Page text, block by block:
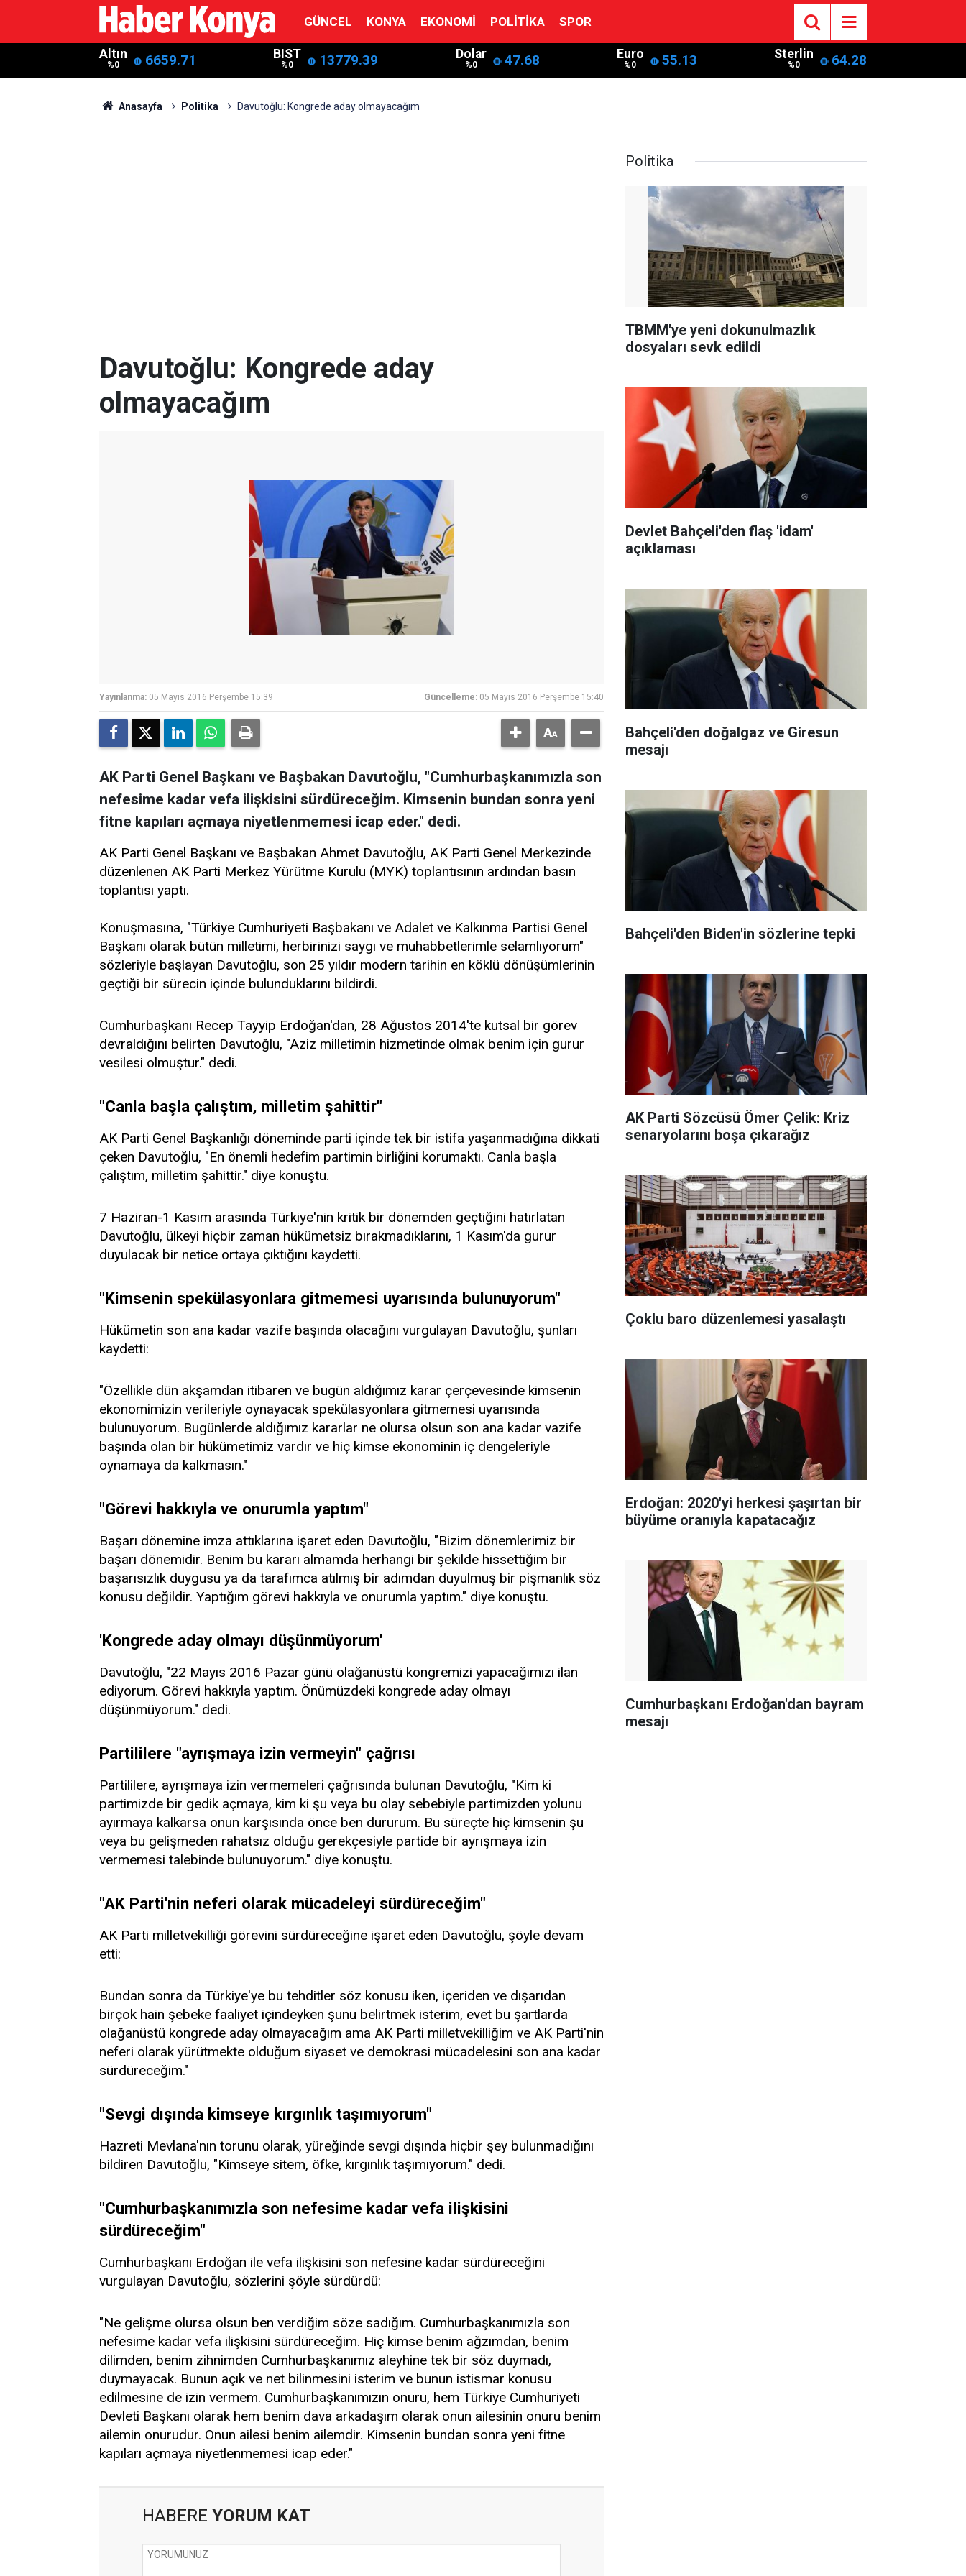
GÜNCEL KONYA EKONOMI POLITIKA SPOR
Altın
%0 6659.71 BIST
%0 13779.39 Dolar
%0 47.68 Euro
%0 55.13 Sterlin
%0 64.28
Anasayfa Politika Davutoğlu: Kongrede aday olmayacağım
Davutoğlu: Kongrede aday
olmayacağım
Yayınlanma: 05 Mayıs 2016 Perşembe 15:39 Güncelleme: 05 Mayıs 2016 Perşembe 15:40
AK Parti Genel Başkanı ve Başbakan Davutoğlu, "Cumhurbaşkanımızla son
nefesime kadar vefa ilişkisini sürdüreceğim. Kimsenin bundan sonra yeni
fitne kapıları açmaya niyetlenmemesi icap eder." dedi.
AK Parti Genel Başkanı ve Başbakan Ahmet Davutoğlu, AK Parti Genel Merkezinde
düzenlenen AK Parti Merkez Yürütme Kurulu (MYK) toplantısının ardından basın
toplantısı yaptı.
Konuşmasına, "Türkiye Cumhuriyeti Başbakanı ve Adalet ve Kalkınma Partisi Genel
Başkanı olarak bütün milletimi, herbirinizi saygı ve muhabbetlerimle selamlıyorum"
sözleriyle başlayan Davutoğlu, son 25 yıldır modern tarihin en köklü dönüşümlerinin
geçtiği bir sürecin içinde bulunduklarını bildirdi.
Cumhurbaşkanı Recep Tayyip Erdoğan'dan, 28 Ağustos 2014'te kutsal bir görev
devraldığını belirten Davutoğlu, "Aziz milletimin hizmetinde olmak benim için gurur
vesilesi olmuştur." dedi.
"Canla başla çalıştım, milletim şahittir"
AK Parti Genel Başkanlığı döneminde parti içinde tek bir istifa yaşanmadığına dikkati
çeken Davutoğlu, "En önemli hedefim partimin birliğini korumaktı. Canla başla
çalıştım, milletim şahittir." diye konuştu.
7 Haziran-1 Kasım arasında Türkiye'nin kritik bir dönemden geçtiğini hatırlatan
Davutoğlu, ülkeyi hiçbir zaman hükümetsiz bırakmadıklarını, 1 Kasım'da gurur
duyulacak bir netice ortaya çıktığını kaydetti.
"Kimsenin spekülasyonlara gitmemesi uyarısında bulunuyorum"
Hükümetin son ana kadar vazife başında olacağını vurgulayan Davutoğlu, şunları
kaydetti:
"Özellikle dün akşamdan itibaren ve bugün aldığımız karar çerçevesinde kimsenin
ekonomimizin verileriyle oynayacak spekülasyonlara gitmemesi uyarısında
bulunuyorum. Bugünlerde aldığımız kararlar ne olursa olsun son ana kadar vazife
başında olan bir hükümetimiz vardır ve hiç kimse ekonominin iç dengeleriyle
oynamaya da kalkmasın."
"Görevi hakkıyla ve onurumla yaptım"
Başarı dönemine imza attıklarına işaret eden Davutoğlu, "Bizim dönemlerimiz bir
başarı dönemidir. Benim bu kararı almamda herhangi bir şekilde hissettiğim bir
başarısızlık duygusu ya da tarafımca atılmış bir adımdan duyulmuş bir pişmanlık söz
konusu değildir. Yaptığım görevi hakkıyla ve onurumla yaptım." diye konuştu.
'Kongrede aday olmayı düşünmüyorum'
Davutoğlu, "22 Mayıs 2016 Pazar günü olağanüstü kongremizi yapacağımızı ilan
ediyorum. Görevi hakkıyla yaptım. Önümüzdeki kongrede aday olmayı
düşünmüyorum." dedi.
Partililere "ayrışmaya izin vermeyin" çağrısı
Partililere, ayrışmaya izin vermemeleri çağrısında bulunan Davutoğlu, "Kim ki
partimizde bir gedik açmaya, kim ki şu veya bu olay sebebiyle partimizden yolunu
ayırmaya kalkarsa onun karşısında önce ben dururum. Bu süreçte hiç kimsenin şu
veya bu gelişmeden rahatsız olduğu gerekçesiyle partide bir ayrışmaya izin
vermemesi talebinde bulunuyorum." diye konuştu.
"AK Parti'nin neferi olarak mücadeleyi sürdüreceğim"
AK Parti milletvekilliği görevini sürdüreceğine işaret eden Davutoğlu, şöyle devam
etti:
Bundan sonra da Türkiye'ye bu tehditler söz konusu iken, içeriden ve dışarıdan
birçok hain şebeke faaliyet içindeyken şunu belirtmek isterim, evet bu şartlarda
olağanüstü kongrede aday olmayacağım ama AK Parti milletvekilliğim ve AK Parti'nin
neferi olarak yürütmekte olduğum siyaset ve demokrasi mücadelesini son ana kadar
sürdüreceğim."
"Sevgi dışında kimseye kırgınlık taşımıyorum"
Hazreti Mevlana'nın torunu olarak, yüreğinde sevgi dışında hiçbir şey bulunmadığını
bildiren Davutoğlu, "Kimseye sitem, öfke, kırgınlık taşımıyorum." dedi.
"Cumhurbaşkanımızla son nefesime kadar vefa ilişkisini
sürdüreceğim"
Cumhurbaşkanı Erdoğan ile vefa ilişkisini son nefesine kadar sürdüreceğini
vurgulayan Davutoğlu, sözlerini şöyle sürdürdü:
"Ne gelişme olursa olsun ben verdiğim söze sadığım. Cumhurbaşkanımızla son
nefesime kadar vefa ilişkisini sürdüreceğim. Hiç kimse benim ağzımdan, benim
dilimden, benim zihnimden Cumhurbaşkanımız aleyhine tek bir söz duymadı,
duymayacak. Bunun açık ve net bilinmesini isterim ve bunun istismar konusu
edilmesine de izin vermem. Cumhurbaşkanımızın onuru, hem Türkiye Cumhuriyeti
Devleti Başkanı olarak hem benim dava arkadaşım olarak onun ailesinin onuru benim
ailemin onurudur. Onun ailesi benim ailemdir. Kimsenin bundan sonra yeni fitne
kapıları açmaya niyetlenmemesi icap eder."
HABERE YORUM KAT
Politika
TBMM'ye yeni dokunulmazlık
dosyaları sevk edildi
Devlet Bahçeli'den flaş 'idam'
açıklaması
Bahçeli'den doğalgaz ve Giresun
mesajı
Bahçeli'den Biden'in sözlerine tepki
AK Parti Sözcüsü Ömer Çelik: Kriz
senaryolarını boşa çıkarağız
Çoklu baro düzenlemesi yasalaştı
Erdoğan: 2020'yi herkesi şaşırtan bir
büyüme oranıyla kapatacağız
Cumhurbaşkanı Erdoğan'dan bayram
mesajı